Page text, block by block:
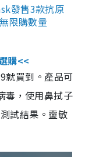
發售3款抗原
限購數量
購<<
就買到。產品可
毒，使用鼻拭子
試結果。靈敏